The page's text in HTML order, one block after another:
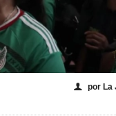
👤 por La